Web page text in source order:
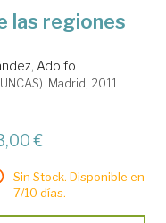
las regiones
Adolfo
Madrid, 2011
€
Sin Stock. Disponible en
7/10 días.